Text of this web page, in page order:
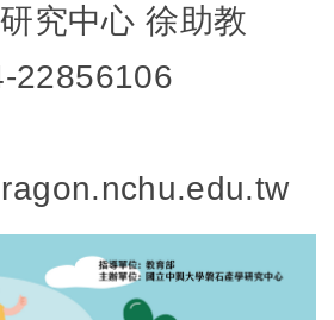
究中心 徐助教
22856106